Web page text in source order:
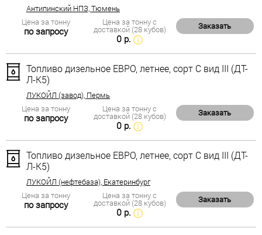
Антипинский НПЗ, Тюмень
Цена за тонну
по запросу
Цена за тонну с
доставкой (28 кубов)
0 р.
Заказать
Топливо дизельное ЕВРО, летнее, сорт С вид III (ДТ-
Л-К5)
ЛУКОЙЛ (завод), Пермь
Цена за тонну
по запросу
Цена за тонну с
доставкой (28 кубов)
0 р.
Заказать
Топливо дизельное ЕВРО, летнее, сорт С вид III (ДТ-
Л-К5)
ЛУКОЙЛ (нефтебаза), Екатеринбург
Цена за тонну
по запросу
Цена за тонну с
доставкой (28 кубов)
0 р.
Заказать